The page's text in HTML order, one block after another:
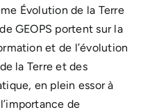
Évolution de la Terre
GEOPS portent sur la
et de l’évolution
la Terre et des
en plein essor à
de